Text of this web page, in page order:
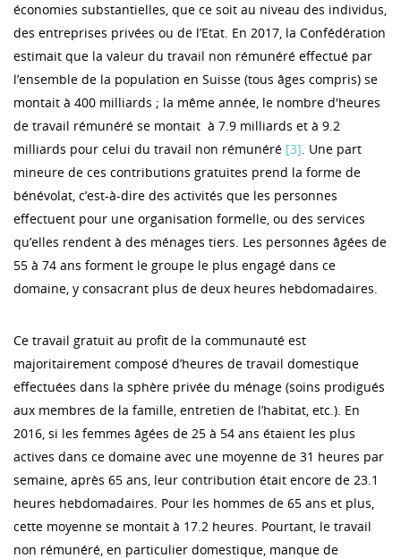
économies substantielles, que ce soit au niveau des individus,
des entreprises privées ou de l’Etat. En 2017, la Confédération
estimait que la valeur du travail non rémunéré effectué par
l’ensemble de la population en Suisse (tous âges compris) se
montait à 400 milliards ; la même année, le nombre d'heures
de travail rémunéré se montait à 7.9 milliards et à 9.2
milliards pour celui du travail non rémunéré [3]. Une part
mineure de ces contributions gratuites prend la forme de
bénévolat, c’est-à-dire des activités que les personnes
effectuent pour une organisation formelle, ou des services
qu’elles rendent à des ménages tiers. Les personnes âgées de
55 à 74 ans forment le groupe le plus engagé dans ce
domaine, y consacrant plus de deux heures hebdomadaires.
Ce travail gratuit au profit de la communauté est
majoritairement composé d’heures de travail domestique
effectuées dans la sphère privée du ménage (soins prodigués
aux membres de la famille, entretien de l’habitat, etc.). En
2016, si les femmes âgées de 25 à 54 ans étaient les plus
actives dans ce domaine avec une moyenne de 31 heures par
semaine, après 65 ans, leur contribution était encore de 23.1
heures hebdomadaires. Pour les hommes de 65 ans et plus,
cette moyenne se montait à 17.2 heures. Pourtant, le travail
non rémunéré, en particulier domestique, manque de